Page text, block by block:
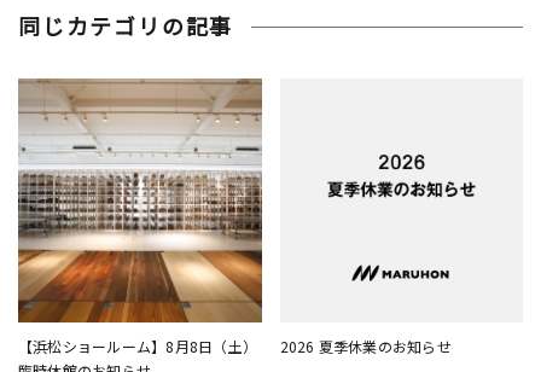
同じカテゴリの記事
【浜松ショールーム】8月8日（土）
2026 夏季休業のお知らせ